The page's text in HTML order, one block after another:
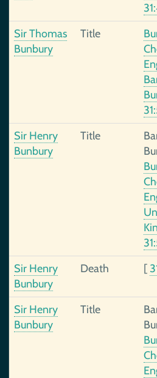
Sir Thomas
Bunbury
Title
Sir Henry
Bunbury
Title
Sir Henry
Bunbury
Death [
Sir Henry
Bunbury
Title